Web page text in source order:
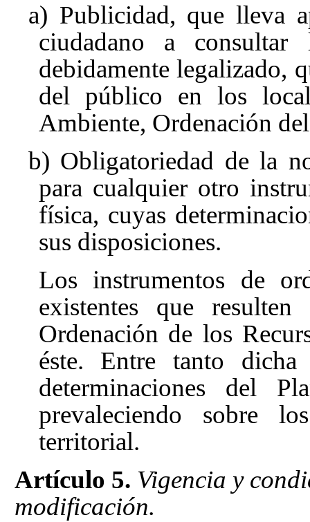
a) Publicidad, que lleva
ciudadano a consultar
debidamente legalizado,
del público en los
Ambiente, Ordenación
b) Obligatoriedad de la
para cualquier otro
física, cuyas
sus disposiciones.
Los instrumentos de
existentes que
Ordenación de los
éste. Entre tanto
determinaciones del
prevaleciendo sobre
territorial.
Artículo 5. Vigencia y
modificación.